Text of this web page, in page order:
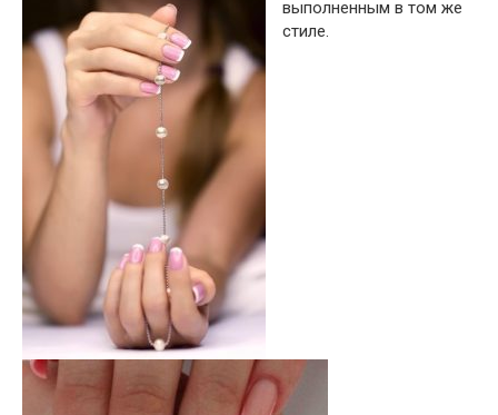
выполненным в том же
стиле.